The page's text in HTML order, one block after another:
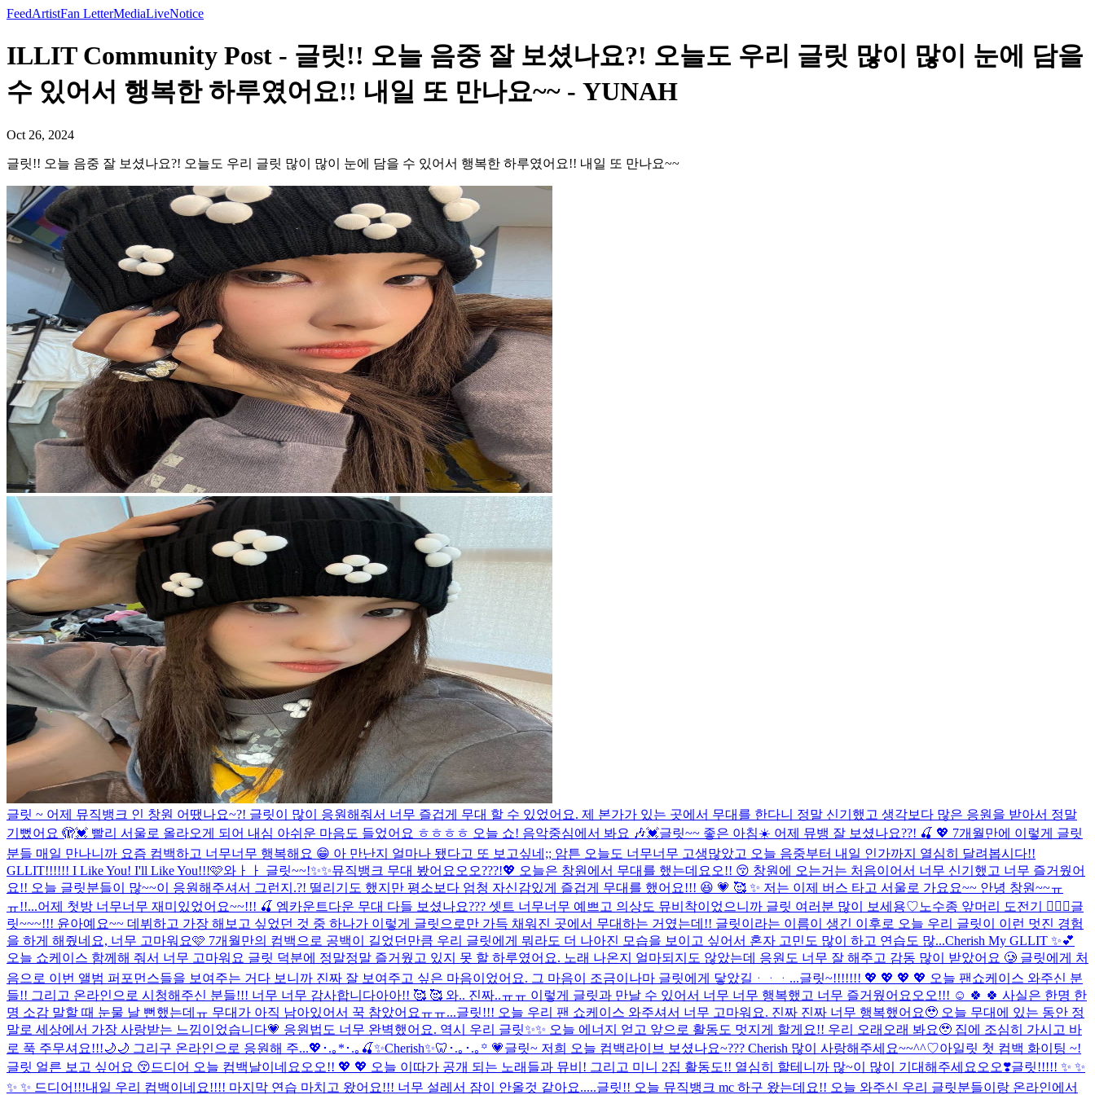
FeedArtistFan LetterMediaLiveNotice
ILLIT Community Post - 글릿!! 오늘 음중 잘 보셨나요?! 오늘도 우리 글릿 많이 많이 눈에 담을
수 있어서 행복한 하루였어요!! 내일 또 만나요~~ - YUNAH
Oct 26, 2024
글릿!! 오늘 음중 잘 보셨나요?! 오늘도 우리 글릿 많이 많이 눈에 담을 수 있어서 행복한 하루였어요!! 내일 또 만나요~~
글릿 ~ 어제 뮤직뱅크 인 창원 어땠나요~?! 글릿이 많이 응원해줘서 너무 즐겁게 무대 할 수 있었어요. 제 본가가 있는 곳에서 무대를 한다니 정말 신기했고 생각보다 많은 응원을 받아서 정말
기뻤어요 🫣💓 빨리 서울로 올라오게 되어 내심 아쉬운 마음도 들었어요 ㅎㅎㅎㅎ 오늘 쇼! 음악중심에서 봐요 🎶💓글릿~~ 좋은 아침☀️ 어제 뮤뱅 잘 보셨나요??! 🍒 💖 7개월만에 이렇게 글릿
분들 매일 만나니까 요즘 컴백하고 너무너무 행복해요 😁 아 만난지 얼마나 됐다고 또 보고싶네;; 암튼 오늘도 너무너무 고생많았고 오늘 음중부터 내일 인가까지 열심히 달려봅시다!!
GLLIT!!!!!! I Like You! I'll Like You!!!🩷와ㅏㅏ 글릿~~!✨✨뮤직뱅크 무대 봤어요오오???!💖 오늘은 창원에서 무대를 했는데요오!! 😚 창원에 오는거는 처음이어서 너무 신기했고 너무 즐거웠어
요!! 오늘 글릿분들이 많~~이 응원해주셔서 그런지.?! 떨리기도 했지만 평소보다 엄청 자신감있게 즐겁게 무대를 했어요!!! 😆 💗 🥰 ✨ 저는 이제 버스 타고 서울로 가요요~~ 안녕 창원~~ㅠ
ㅠ!!...어제 첫방 너무너무 재미있었어요~~!!! 🍒 엠카운트다운 무대 다들 보셨나요??? 셋트 너무너무 예쁘고 의상도 뮤비착이었으니까 글릿 여러분 많이 보세용♡노수종 앞머리 도전기 💇🏻‍♀️글
릿~~~!!! 윤아예요~~ 데뷔하고 가장 해보고 싶었던 것 중 하나가 이렇게 글릿으로만 가득 채워진 곳에서 무대하는 거였는데!! 글릿이라는 이름이 생긴 이후로 오늘 우리 글릿이 이런 멋진 경험
을 하게 해줬네요, 너무 고마워요🩷 7개월만의 컴백으로 공백이 길었던만큼 우리 글릿에게 뭐라도 더 나아진 모습을 보이고 싶어서 혼자 고민도 많이 하고 연습도 많...Cherish My GLLIT ✨💕
오늘 쇼케이스 함께해 줘서 너무 고마워요 글릿 덕분에 정말정말 즐거웠고 있지 못 할 하루였어요. 노래 나온지 얼마되지도 않았는데 응원도 너무 잘 해주고 감동 많이 받았어요 🥲 글릿에게 처
음으로 이번 앨범 퍼포먼스들을 보여주는 거다 보니까 진짜 잘 보여주고 싶은 마음이었어요. 그 마음이 조금이나마 글릿에게 닿았길ᆞᆞᆞ...글릿~!!!!!!! 💖 💖 💖 💖 오늘 팬쇼케이스 와주신 분
들!! 그리고 온라인으로 시청해주신 분들!!! 너무 너무 감사합니다아아!! 🥰 🥰 와.. 진짜..ㅠㅠ 이렇게 글릿과 만날 수 있어서 너무 너무 행복했고 너무 즐거웠어요오오!!! ☺️ 🍀 🍀 사실은 한명 한
명 소감 말할 때 눈물 날 뻔했는데ㅠ 무대가 아직 남아있어서 꾹 참았어요ㅠㅠ...글릿!!! 오늘 우리 팬 쇼케이스 와주셔서 너무 고마워요. 진짜 진짜 너무 행복했어요🥹 오늘 무대에 있는 동안 정
말로 세상에서 가장 사랑받는 느낌이었습니다💗 응원법도 너무 완벽했어요. 역시 우리 글릿✨✨ 오늘 에너지 얻고 앞으로 활동도 멋지게 할게요!! 우리 오래오래 봐요🥹 집에 조심히 가시고 바
로 푹 주무셔요!!!🌙🌙 그리구 온라인으로 응원해 주...💖･.｡*･.｡🍒✨Cherish✨🦷･.｡･.｡꙳ 💗글릿~ 저희 오늘 컴백라이브 보셨나요~??? Cherish 많이 사랑해주세요~~^^♡아일릿 첫 컴백 화이팅 ~!
글릿 얼른 보고 싶어요 😚드디어 오늘 컴백날이네요오오!! 💖 💖 오늘 이따가 공개 되는 노래들과 뮤비! 그리고 미니 2집 활동도!! 열심히 할테니까 많~이 많이 기대해주세요오오❣️글릿!!!!! ✨ ✨
✨ ✨ 드디어!!!내일 우리 컴백이네요!!!! 마지막 연습 마치고 왔어요!!! 너무 설레서 잠이 안올것 같아요.....글릿!! 오늘 뮤직뱅크 mc 하구 왔는데요!! 오늘 와주신 우리 글릿분들이랑 온라인에서